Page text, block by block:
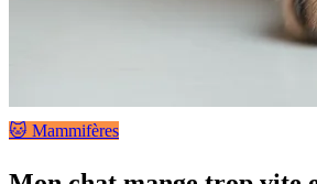
🐱 Mammifères